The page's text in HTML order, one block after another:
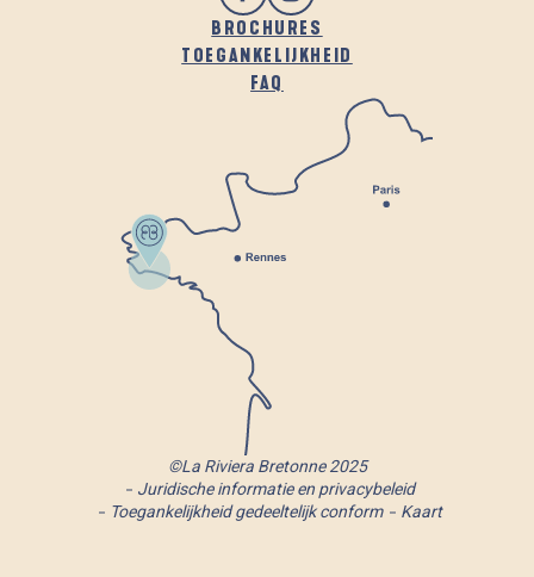
BROCHURES
TOEGANKELIJKHEID
FAQ
©La Riviera Bretonne 2025
Juridische informatie en privacybeleid
Toegankelijkheid gedeeltelijk conform
Kaart